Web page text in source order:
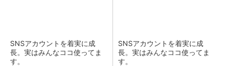
SNSアカウントを着実に成
長。実はみんなココ使ってま
す。
SNSアカウントを着実に成
長。実はみんなココ使ってま
す。